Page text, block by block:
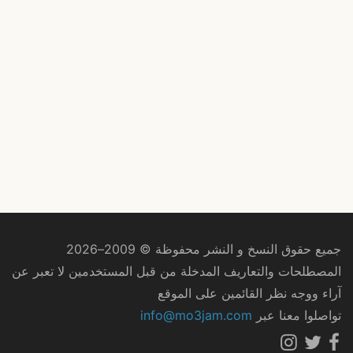
جميع حقوق النسخ و النشر محفوظة © 2009–2026
المصطلحات والتعاريف المدخلة من قبل المستخدمين لا تعبر عن
آراء ووجه نظر القائمين على الموقع
تواصلوا معنا عبر info@mo3jam.com